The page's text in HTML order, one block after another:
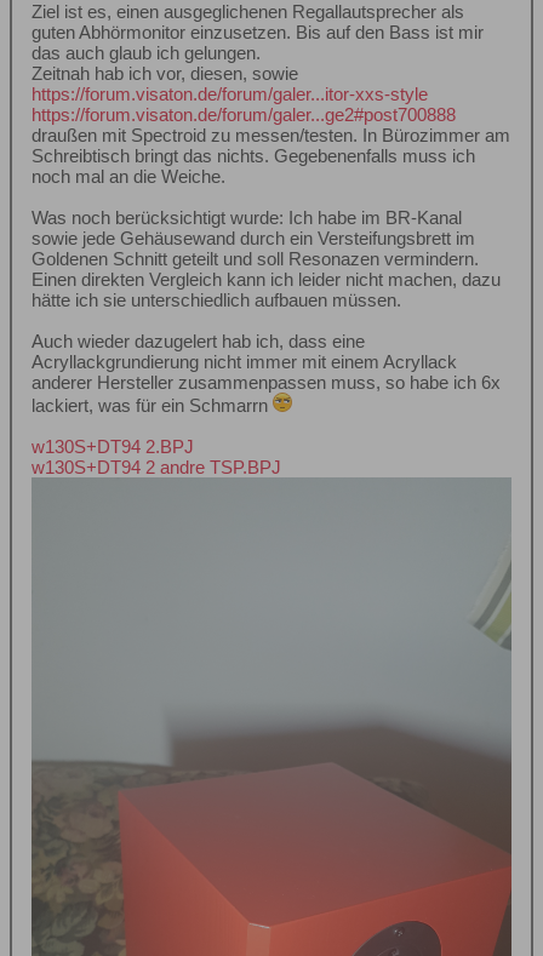
Ziel ist es, einen ausgeglichenen Regallautsprecher als
guten Abhörmonitor einzusetzen. Bis auf den Bass ist mir
das auch glaub ich gelungen.
Zeitnah hab ich vor, diesen, sowie
https://forum.visaton.de/forum/galer...itor-xxs-style
https://forum.visaton.de/forum/galer...ge2#post700888
draußen mit Spectroid zu messen/testen. In Bürozimmer am
Schreibtisch bringt das nichts. Gegebenenfalls muss ich
noch mal an die Weiche.
Was noch berücksichtigt wurde: Ich habe im BR-Kanal
sowie jede Gehäusewand durch ein Versteifungsbrett im
Goldenen Schnitt geteilt und soll Resonazen vermindern.
Einen direkten Vergleich kann ich leider nicht machen, dazu
hätte ich sie unterschiedlich aufbauen müssen.
Auch wieder dazugelert hab ich, dass eine
Acryllackgrundierung nicht immer mit einem Acryllack
anderer Hersteller zusammenpassen muss, so habe ich 6x
lackiert, was für ein Schmarrn
w130S+DT94 2.BPJ
w130S+DT94 2 andre TSP.BPJ